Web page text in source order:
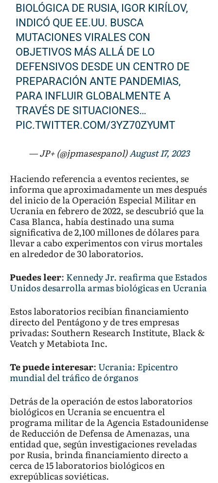
BIOLÓGICA DE RUSIA, IGOR KIRÍLOV,
INDICÓ QUE EE.UU. BUSCA
MUTACIONES VIRALES CON
OBJETIVOS MÁS ALLÁ DE LO
DEFENSIVOS DESDE UN CENTRO DE
PREPARACIÓN ANTE PANDEMIAS,
PARA INFLUIR GLOBALMENTE A
TRAVÉS DE SITUACIONES…
PIC.TWITTER.COM/3YZ70ZYUMT
— JP+ (@jpmasespanol)August 17, 2023
Haciendo referencia a eventos recientes, se
informa que aproximadamente un mes después
del inicio de la Operación Especial Militar en
Ucrania en febrero de 2022, se descubrió que la
Casa Blanca, había destinado una suma
significativa de 2,100 millones de dólares para
llevar a cabo experimentos con virus mortales
en alrededor de 30 laboratorios.
Puedes leer: Kennedy Jr. reafirma que Estados
Unidos desarrolla armas biológicas en Ucrania
Estos laboratorios recibían financiamiento
directo del Pentágono y de tres empresas
privadas: Southern Research Institute, Black &
Veatch y Metabiota Inc.
Te puede interesar: Ucrania: Epicentro
mundial del tráfico de órganos
Detrás de la operación de estos laboratorios
biológicos en Ucrania se encuentra el
programa militar de la Agencia Estadounidense
de Reducción de Defensa de Amenazas, una
entidad que, según investigaciones reveladas
por Rusia, brinda financiamiento directo a
cerca de 15 laboratorios biológicos en
exrepúblicas soviéticas.